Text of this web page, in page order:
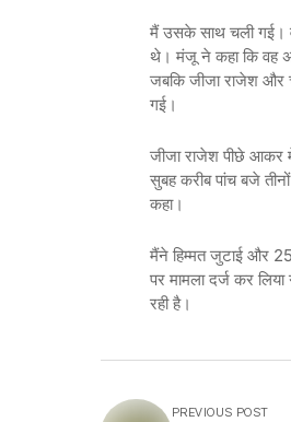
मैं उसके साथ चली गई।
थे। मंजू ने कहा कि वह
जबकि जीजा राजेश और
गई।
जीजा राजेश पीछे आकर
सुबह करीब पांच बजे
कहा।
मैंने हिम्मत जुटाई और
पर मामला दर्ज कर
रही है।
PREVIOUS POST